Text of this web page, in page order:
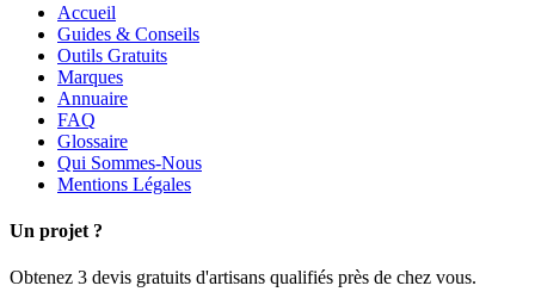
Accueil
Guides & Conseils
Outils Gratuits
Marques
Annuaire
FAQ
Glossaire
Qui Sommes-Nous
Mentions Légales
Un projet ?
Obtenez 3 devis gratuits d'artisans qualifiés près de chez vous.